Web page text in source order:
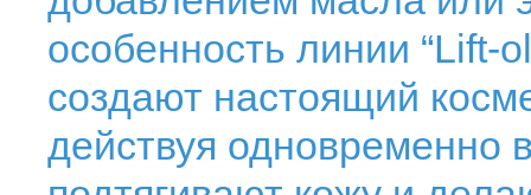
особенность линии “Lift-
создают настоящий
действуя одновременно